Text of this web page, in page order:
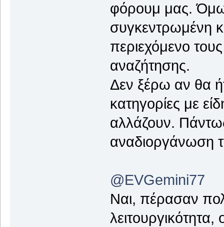
φόρουμ μας.
συγκεντρωμένη
περιεχόμενο
αναζήτησης.
Δεν ξέρω αν θα
κατηγορίες με
αλλάζουν.
αναδιοργάνωση
@EVGemini77
Ναι, πέρασαν